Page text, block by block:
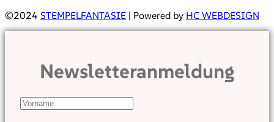
©2024 STEMPELFANTASIE | Powered by HC WEBDESIGN
Newsletteranmeldung